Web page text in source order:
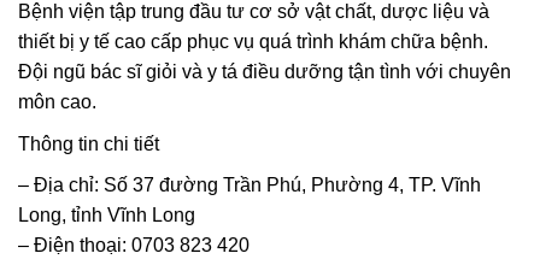
Bệnh viện tập trung đầu tư cơ sở vật chất, dược liệu và
thiết bị y tế cao cấp phục vụ quá trình khám chữa bệnh.
Đội ngũ bác sĩ giỏi và y tá điều dưỡng tận tình với chuyên
môn cao.
Thông tin chi tiết
– Địa chỉ: Số 37 đường Trần Phú, Phường 4, TP. Vĩnh
Long, tỉnh Vĩnh Long
– Điện thoại: 0703 823 420